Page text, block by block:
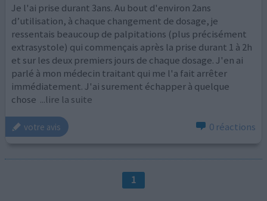
Je l'ai prise durant 3ans. Au bout d'environ 2ans
d’utilisation, à chaque changement de dosage, je
ressentais beaucoup de palpitations (plus précisément
extrasystole) qui commençais après la prise durant 1 à 2h
et sur les deux premiers jours de chaque dosage. J'en ai
parlé à mon médecin traitant qui me l'a fait arrêter
immédiatement. J'ai surement échapper à quelque
chose ...lire la suite
votre avis 0 réactions
1